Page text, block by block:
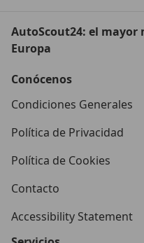
AutoScout24: el mayor
Europa
Conócenos
Condiciones Generales
Política de Privacidad
Política de Cookies
Contacto
Accessibility Statement